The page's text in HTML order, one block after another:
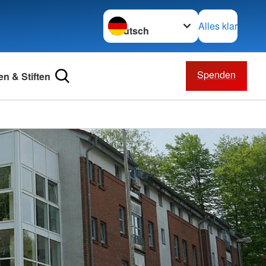
Sprache wechseln zu
Alles klar
& Stiften Spenden